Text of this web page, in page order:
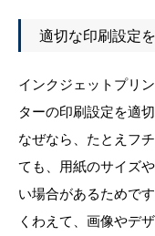
適切な印刷設定
インクジェットプリ
ターの印刷設定を適
なぜなら、たとえフ
ても、用紙のサイズ
い場合があるためです
くわえて、画像やデ